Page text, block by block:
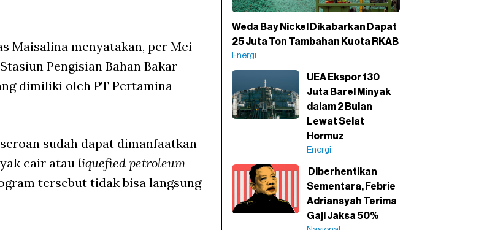
Maisalina menyatakan, per Mei
Pengisian Bahan Bakar
dimiliki oleh PT Pertamina
sudah dapat dimanfaatkan
cair atau liquefied petroleum
tersebut tidak bisa langsung
Weda Bay Nickel Dikabarkan Dapat
25 Juta Ton Tambahan Kuota RKAB
Energi
UEA Ekspor 130
Juta Barel Minyak
dalam 2 Bulan
Lewat Selat
Hormuz
Energi
Diberhentikan
Sementara, Febrie
Adriansyah Terima
Gaji Jaksa 50%